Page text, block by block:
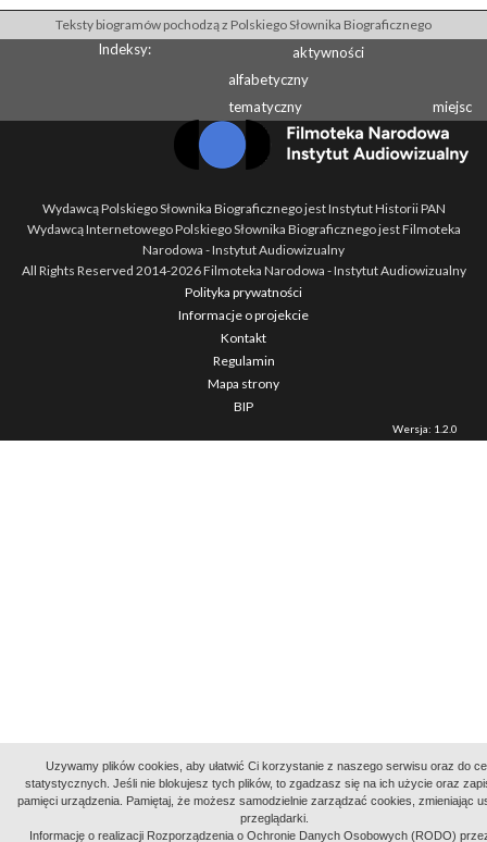
Uzywamy plików cookies, aby ułatwić Ci korzystanie z naszego serwisu oraz do
statystycznych. Jeśli nie blokujesz tych plików, to zgadzasz się na ich użycie oraz
pamięci urządzenia. Pamiętaj, że możesz samodzielnie zarządzać cookies, zmieniając
przeglądarki.
Informację o realizacji Rozporządzenia o Ochronie Danych Osobowych (RODO)
Teksty biogramów pochodzą z Polskiego Słownika Biograficznego
Indeksy:
aktywności
alfabetyczny
tematyczny
miejsc
Wydawcą Polskiego Słownika Biograficznego jest Instytut Historii PAN
Wydawcą Internetowego Polskiego Słownika Biograficznego jest Filmoteka
Narodowa - Instytut Audiowizualny
All Rights Reserved 2014-2026Filmoteka Narodowa - Instytut Audiowizualny
Polityka prywatności
Informacje o projekcie
Kontakt
Regulamin
Mapa strony
BIP
Wersja: 1.2.0